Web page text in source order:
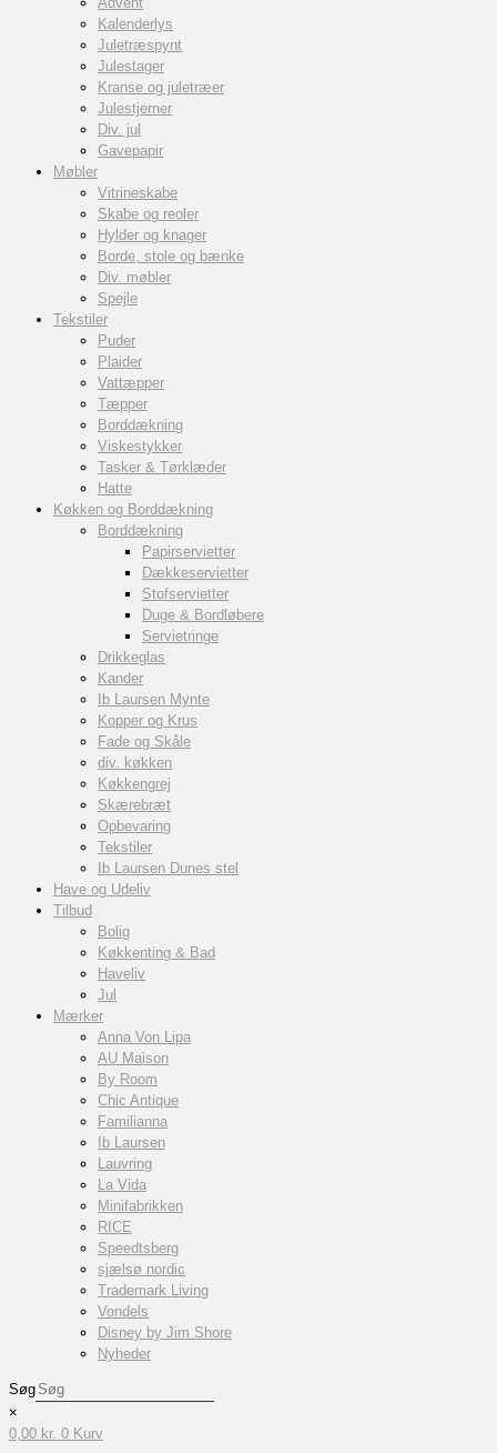
Kalenderlys
Juletræspynt
Julestager
Kranse og juletræer
Julestjerner
Div. jul
Gavepapir
Møbler
Vitrineskabe
Skabe og reoler
Hylder og knager
Borde, stole og bænke
Div. møbler
Spejle
Tekstiler
Puder
Plaider
Vattæpper
Tæpper
Borddækning
Viskestykker
Tasker & Tørklæder
Hatte
Køkken og Borddækning
Borddækning
Papirservietter
Dækkeservietter
Stofservietter
Duge & Bordløbere
Servietringe
Drikkeglas
Kander
Ib Laursen Mynte
Kopper og Krus
Fade og Skåle
div. køkken
Køkkengrej
Skærebræt
Opbevaring
Tekstiler
Ib Laursen Dunes stel
Have og Udeliv
Tilbud
Bolig
Køkkenting & Bad
Haveliv
Jul
Mærker
Anna Von Lipa
AU Maison
By Room
Chic Antique
Familianna
Ib Laursen
Lauvring
La Vida
Minifabrikken
RICE
Speedtsberg
sjælsø nordic
Trademark Living
Vondels
Disney by Jim Shore
Nyheder
Søg
×
0,00 kr. 0 Kurv